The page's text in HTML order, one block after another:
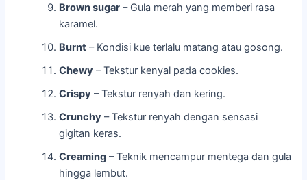
Brown sugar – Gula merah yang memberi rasa
karamel.
Burnt – Kondisi kue terlalu matang atau gosong.
Chewy – Tekstur kenyal pada cookies.
Crispy – Tekstur renyah dan kering.
Crunchy – Tekstur renyah dengan sensasi
gigitan keras.
Creaming – Teknik mencampur mentega dan gula
hingga lembut.